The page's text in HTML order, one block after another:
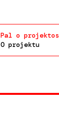
Pal o projektos
O projektu